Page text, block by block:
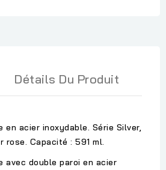
Détails Du Produit
acier inoxydable. Série Silver,
rose. Capacité : 591 ml.
avec double paroi en acier